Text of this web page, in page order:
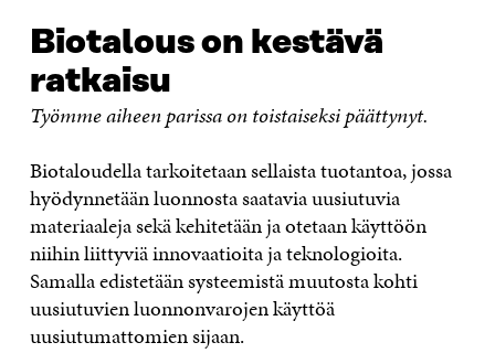
Biotalous on kestävä
ratkaisu
Työmme aiheen parissa on toistaiseksi päättynyt.
Biotaloudella tarkoitetaan sellaista tuotantoa, jossa
hyödynnetään luonnosta saatavia uusiutuvia
materiaaleja sekä kehitetään ja otetaan käyttöön
niihin liittyviä innovaatioita ja teknologioita.
Samalla edistetään systeemistä muutosta kohti
uusiutuvien luonnonvarojen käyttöä
uusiutumattomien sijaan.